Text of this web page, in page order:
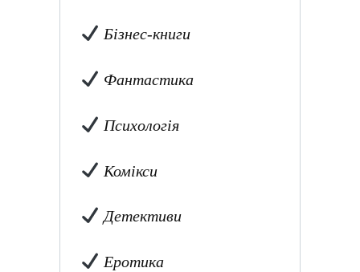
Бізнес-книги
Фантастика
Психологія
Комікси
Детективи
Еротика